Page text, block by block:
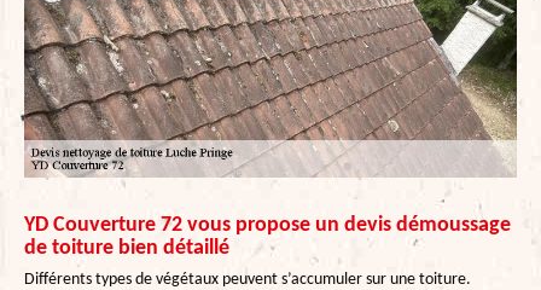
YD Couverture 72 vous propose un devis démoussage
de toiture bien détaillé
Différents types de végétaux peuvent s’accumuler sur une toiture.